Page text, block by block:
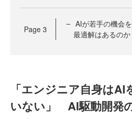
Page 3
AIが若手の機会
最適解はあるのか
「エンジニア自身は
いない」 AI駆動開発